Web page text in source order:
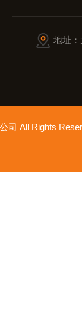
地址
司 All Rights